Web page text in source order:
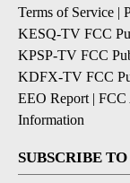
Terms of Service |
KESQ-TV FCC
KPSP-TV FCC
KDFX-TV FCC
EEO Report | FCC
Information
SUBSCRIBE